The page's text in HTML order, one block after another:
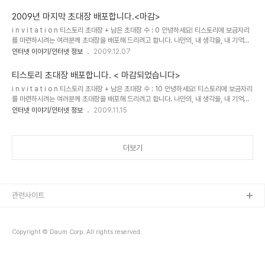
기존 운영블로그 주소를 남겨주시고 E-mail 주소를 남겨주시면 초대장을 보내드립니다. 남
겨주실 때에는 꼭 비밀댓글로 남겨주세요! 초대장을 보내드리고 바로 개설하시지 않으신 분
들은 초대장을 회수할 수도 있으니 바로 개설해주세요! 선착순이 아니랍니다. 댓글 확인후
다섯분 선정해서 보내드립니다. Yes 이런 분들께 드립니다! 1. 다른 블로..
2009년 마지막 초대장 배포합니다.<마감>
i n v i t a t i o n 티스토리 초대장 + 남은 초대장 수 : 0 안녕하세요! 티스토리에 보금자리
를 마련하시려는 여러분께 초대장을 배포해 드리려고 합니다. 나만의, 내 생각을, 내 기억을
담는 소중한 블로그를 만들고 싶다면 티스토리로 시작해보세요! 티스토리 블로그는 초대에
보내드립니다. 남겨주실 때에는 꼭 비밀댓글로 남겨주세요! 초대장을 보내드리고 바로 개설
하시지 않으신 분들은 초대장을 회수할 수도 있으니 바로 개설해주세요! Yes 이런 분들께 드
립니다! 1. 다른 블로그를 사용해보셨던 분 2. 이메일 주소가 정상적인 분 3. 블로그를 시작
하려는 이유를 남겨주신 분! No 이런 분들께 드리지 않아요! 1..
인터넷 이야기/인터넷 정보 2009.12.07
티스토리 초대장 배포합니다. < 마감되었습니다>
i n v i t a t i o n 티스토리 초대장 + 남은 초대장 수 : 10 안녕하세요! 티스토리에 보금자리
를 마련하시려는 여러분께 초대장을 배포해 드리려고 합니다. 나만의, 내 생각을, 내 기억을
담는 소중한 블로그를 만들고 싶다면 티스토리로 시작해보세요! 티스토리 블로그는 초대에
립니다! 1. 다른 블로그를 사용해보셨던 분 2. 이메일 주소가 정상적인 분 3. 블로그를 시작
인터넷 이야기/인터넷 정보 2009.11.15
더보기
Copyright © Daum Corp. All rights reserved.
관련사이트